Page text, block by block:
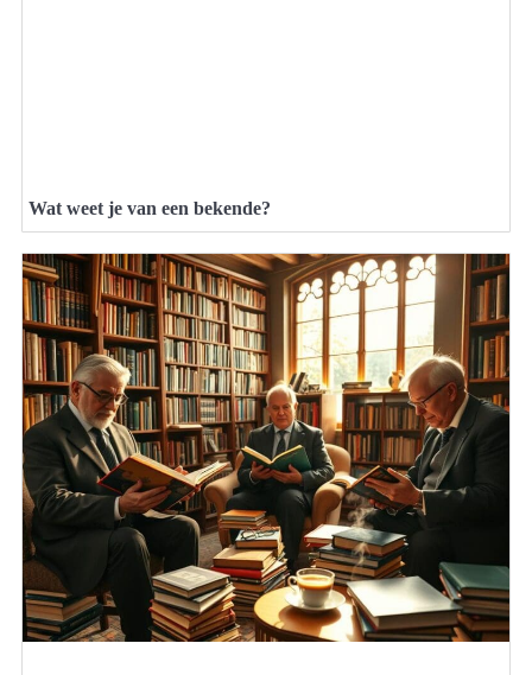
Wat weet je van een bekende?